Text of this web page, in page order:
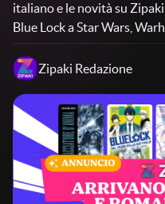
italiano e le novità su
Blue Lock a Star Wars,
Zipaki Redazione